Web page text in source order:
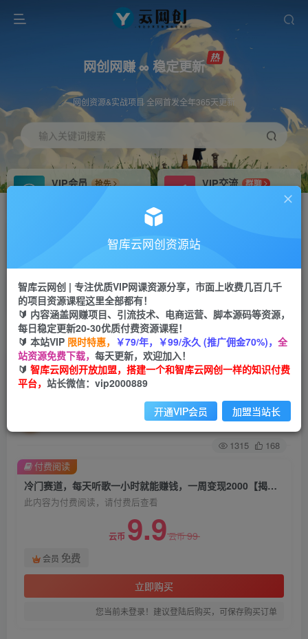
网创网赚 ∞ 稳定更新
网创资源&实战项目 全网首发全年365天更新
输入关键词搜索
VIP会员
抢先
VIP交流
群聊
研究探讨更多创业项目路子。
会员专属推广链接
网赚网创 项目
365天稳定跟新
APP下载
GO
首页 创业课程 会员免费 正文
冷门赛道，每天听歌一小时就能赚钱，一周变现
2000【揭秘】
关注 私信
1315 168
冷门赛道，每天听歌一小时就能赚钱，一周变现2000【揭秘】
此内容为付费阅读，请付费后查看
云币 9.9云币99
会员 免费
立即购买
您当前未登录！建议登陆后购买，可保存购买订单
付费阅读
智库云网创资源站
智库云网创 | 专注优质VIP网课资源分享，市面上收费几百几千
的项目资源课程这里全部都有！
🔰 内容涵盖网赚项目、引流技术、电商运营、脚本源码等资源，
每日稳定更新20-30优质付费资源课程！
🔰 本站VIP 限时特惠， ￥79/年，￥99/永久 (推广佣金70%)， 全
站资源免费下载， 每天更新，欢迎加入！
🔰 智库云网创开放加盟，搭建一个和智库云网创一样的知识付费
平台， 站长微信：vip2000889
开通VIP会员 加盟当站长